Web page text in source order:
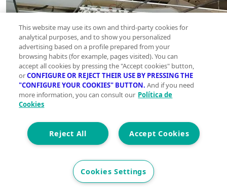
This website may use its own and third-party cookies for
analytical purposes, and to show you personalized
advertising based on a profile prepared from your
browsing habits (for example, pages visited). You can
accept all cookies by pressing the "Accept cookies" button,
orCONFIGURE OR REJECT THEIR USE BY PRESSING THE
"CONFIGURE YOUR COOKIES" BUTTON. And if you need
more information, you can consult our Política de
Cookies
Accept Cookies
Reject All
Cookies Settings